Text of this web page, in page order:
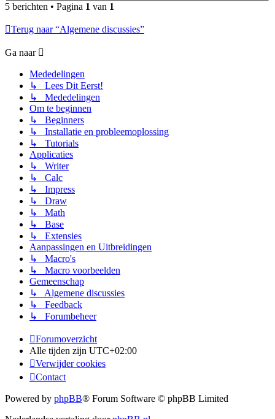
5 berichten • Pagina 1 van 1
Terug naar “Algemene discussies”
Ga naar
Mededelingen
↳ Lees Dit Eerst!
↳ Mededelingen
Om te beginnen
↳ Beginners
↳ Installatie en probleemoplossing
↳ Tutorials
Applicaties
↳ Writer
↳ Calc
↳ Impress
↳ Draw
↳ Math
↳ Base
↳ Extensies
Aanpassingen en Uitbreidingen
↳ Macro's
↳ Macro voorbeelden
Gemeenschap
↳ Algemene discussies
↳ Feedback
↳ Forumbeheer
Forumoverzicht
Alle tijden zijn UTC+02:00
Verwijder cookies
Contact
Powered by phpBB® Forum Software © phpBB Limited